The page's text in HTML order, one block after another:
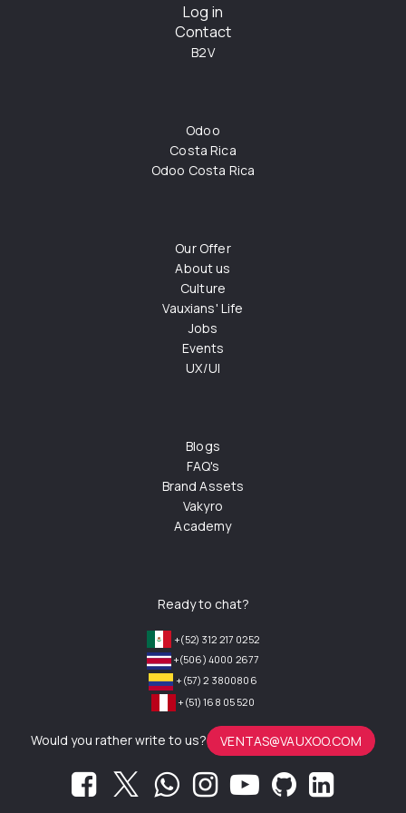
Log in
Contact
B2V
Odoo
Costa Rica
Odoo Costa Rica
Our Offer
About us
Culture
Vauxians' Life
Jobs
Events
UX/UI
Blogs
FAQ's
Brand Assets
Vakyro
Academy
Ready to chat?
+(52) 312 217 0252
+(506) 4000 2677
+(57) 2 3800806
+(51) 168 05 520
Would you rather write to us? VENTAS@VAUXOO.COM